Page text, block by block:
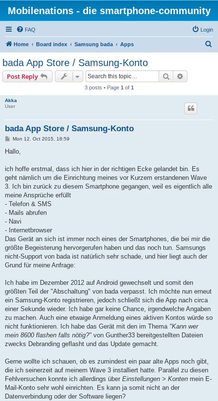
Mobilenations - die smartphone-community
FAQ Login
Home Board index Samsung bada Apps
bada App Store / Samsung-Konto
Post Reply Search
3 posts • Page 1 of 1
Akka
User
bada App Store / Samsung-Konto
P
s
Mon 12. Oct 2015, 18:59
Hallo,
ich hoffe erstmal, dass ich hier in der richtigen Ecke gelandet bin. Es
geht nämlich um die Einrichtung meines vor Kurzem erstandenen Wave
3. Ich bin zurück zu diesem Smartphone gegangen, weil es eigentlich alle
meine Ansprüche erfüllt
- Telefon & SMS
- Mails abrufen
- Navi
- Internetbrowser
Das Gerät an sich ist immer noch eines der Smartphones, die bei mir die
größte Begeisterung hervorgerufen haben und das noch tun. Samsungs
nicht-Support von bada ist natürlich sehr schade, und hier liegt auch der
Grund für meine Anfrage:
Ich habe im Dezember 2012 auf Android gewechselt und somit den
größten Teil der "Abschaltung" von bada verpasst. Ich möchte nun erneut
ein Samsung-Konto registrieren, jedoch schließt sich die App nach circa
einer Sekunde wieder. Ich habe gar keine Chance, irgendwelche Angaben
zu machen. Auch eine etwaige Anmeldung eines aktiven Kontos würde so
nicht funktionieren. Ich habe das Gerät mit den im Thema "Kann wer
mein 8600 flashen falls nötig?" von Gunther33 bereitgestellten Dateien
zwecks Debranding geflasht und das Update gemacht.
Gerne wollte ich schauen, ob es zumindest ein paar alte Apps noch gibt,
die ich seinerzeit auf meinem Wave 3 installiert hatte. Parallel zu diesen
Fehlversuchen konnte ich allerdings über Einstellungen > Konten mein E-
Mail-Konto sehr wohl einrichten. Es kann ja somit nicht an der
Datenverbindung oder der Software liegen?